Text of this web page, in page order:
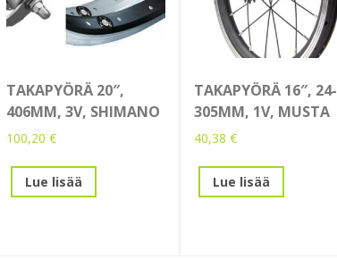
TAKAPYÖRÄ 20″,
406MM, 3V, SHIMANO
100,20 €
Lue lisää
TAKAPYÖRÄ 16″, 24-
305MM, 1V, MUSTA
40,38 €
Lue lisää